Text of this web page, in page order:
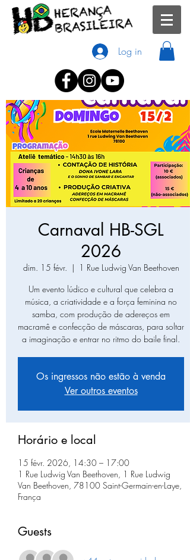
Log in
Carnaval HB-SGL
2026
dim. 15 févr.
  |
1 Rue Ludwig Van Beethoven
Um evento lúdico e cultural que celebra a
música, a criatividade e a força feminina no
samba, com produção de adereços em
macramê e confecção de máscaras, para soltar
a imaginação e entrar no ritmo do baile final.
Os ingressos não estão à venda
Ver outros eventos
Horário e local
15 févr. 2026, 14:30 – 17:00
1 Rue Ludwig Van Beethoven, 1 Rue Ludwig
Van Beethoven, 78100 Saint-Germain-en-Laye,
França
Guests